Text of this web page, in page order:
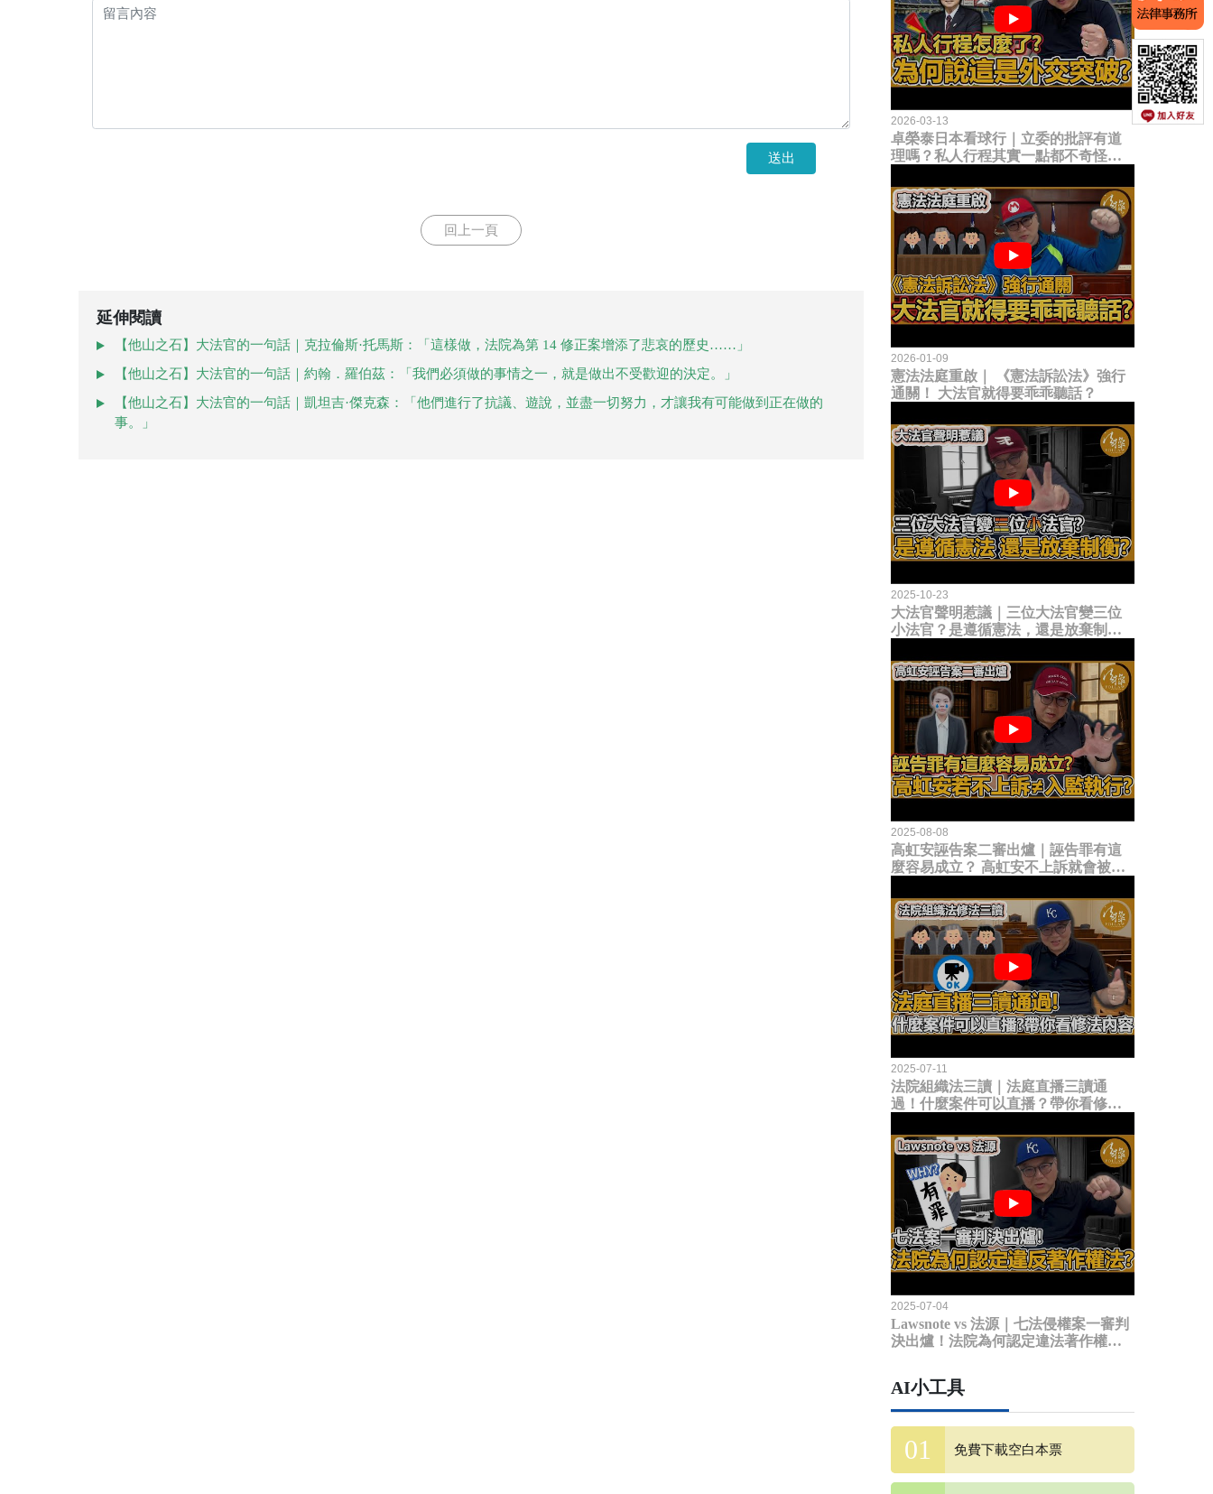
送出
回上一頁
延伸閱讀
【他山之石】大法官的一句話｜克拉倫斯·托馬斯：「這樣做，法院為第 14 修正案增添了悲哀的歷史……」
【他山之石】大法官的一句話｜約翰．羅伯茲：「我們必須做的事情之一，就是做出不受歡迎的決定。」
【他山之石】大法官的一句話｜凱坦吉·傑克森：「他們進行了抗議、遊說，並盡一切努力，才讓我有可能做到正在做的
事。」
2026-03-13
卓榮泰日本看球行｜立委的批評有道
理嗎？私人行程其實一點都不奇怪？
2026-01-09
憲法法庭重啟｜ 《憲法訴訟法》強行
通關！ 大法官就得要乖乖聽話？
2025-10-23
大法官聲明惹議｜三位大法官變三位
小法官？是遵循憲法，還是放棄制衡
2025-08-08
高虹安誣告案二審出爐｜誣告罪有這
麼容易成立？ 高虹安不上訴就會被
2025-07-11
法院組織法三讀｜法庭直播三讀通
過！什麼案件可以直播？帶你看修法
2025-07-04
Lawsnote vs 法源｜七法侵權案一審判
決出爐！法院為何認定違法著作權
AI小工具
免費下載空白本票